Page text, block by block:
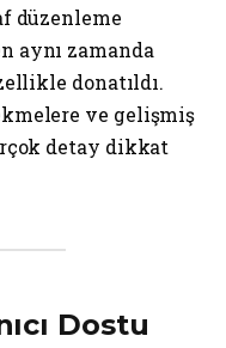
düzenleme
aynı zamanda
donatıldı.
ve gelişmiş
detay dikkat
Dostu